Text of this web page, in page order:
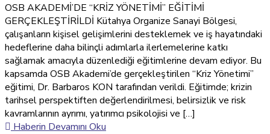
OSB AKADEMİ’DE “KRİZ YÖNETİMİ” EĞİTİMİ
GERÇEKLEŞTİRİLDİ Kütahya Organize Sanayi Bölgesi,
çalışanların kişisel gelişimlerini desteklemek ve iş hayatındaki
hedeflerine daha bilinçli adımlarla ilerlemelerine katkı
sağlamak amacıyla düzenlediği eğitimlerine devam ediyor. Bu
kapsamda OSB Akademi’de gerçekleştirilen “Kriz Yönetimi”
eğitimi, Dr. Barbaros KON tarafından verildi. Eğitimde; krizin
tarihsel perspektiften değerlendirilmesi, belirsizlik ve risk
kavramlarının ayrımı, yatırımcı psikolojisi ve […]
Haberin Devamını Oku